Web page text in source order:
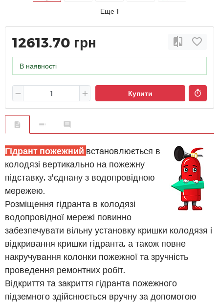
Еще 1
12613.70 грн
В наявності
Купити
Гідрант пожежний встановлюється в
колодязі вертикально на пожежну
підставку, з'єднану з водопровідною
мережею.
Розміщення гідранта в колодязі
водопровідної мережі повинно
забезпечувати вільну установку кришки колодязя і
відкривання кришки гідранта, а також повне
накручування колонки пожежної та зручність
проведення ремонтних робіт.
Відкриття та закриття гідранта пожежного
підземного здійснюється вручну за допомогою